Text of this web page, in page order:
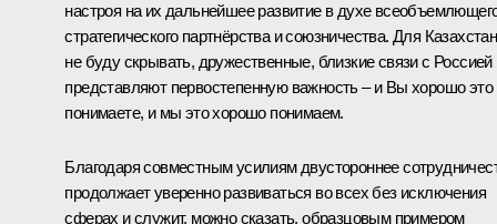
настроя на их дальнейшее развитие в духе
стратегического партнёрства и союзничества. Для
не буду скрывать, дружественные, близкие связи с Россией
представляют первостепенную важность – и Вы хорошо это
понимаете, и мы это хорошо понимаем.
Благодаря совместным усилиям двустороннее
продолжает уверенно развиваться во всех без исключения
сферах и служит, можно сказать, образцовым примером